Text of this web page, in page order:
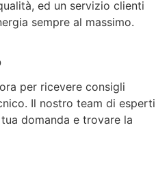
ed un servizio clienti
sempre al massimo.
per ricevere consigli
Il nostro team di esperti
domanda e trovare la